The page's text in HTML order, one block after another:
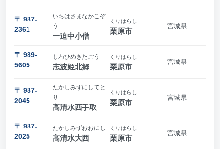
〒 987-
2361
いちはさまなかこぞ
う
一迫中小僧
くりはらし
栗原市
宮城県
〒 989-
5605
しわひめきたごう
志波姫北郷
くりはらし
栗原市
宮城県
〒 987-
2045
たかしみずにしてと
り
高清水西手取
くりはらし
栗原市
宮城県
〒 987-
2025
たかしみずおおにし
高清水大西
くりはらし
栗原市
宮城県